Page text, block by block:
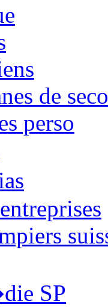
de
perso
SP